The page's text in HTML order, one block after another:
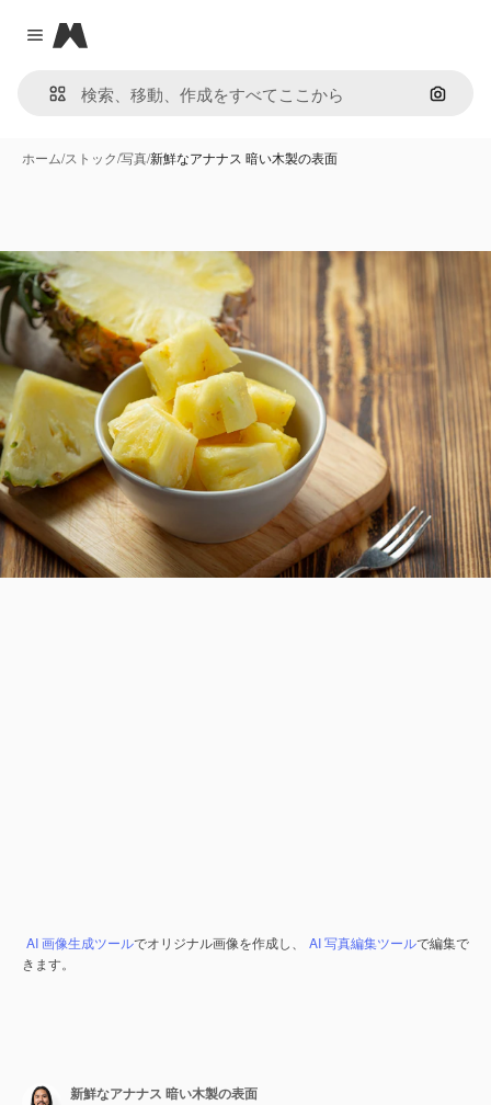
Close menu
Magnific
画像で
ホーム/ストック/写真/新鮮なアナナス 暗い木製の表面
AI 画像生成ツールでオリジナル画像を作成し、 AI 写真編集ツールで編集で
きます。
新鮮なアナナス 暗い木製の表面